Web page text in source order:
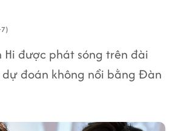
Hi được phát sóng trên đài
đoán không nổi bằng Đàn